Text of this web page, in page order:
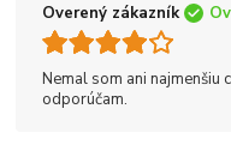
Overený zákazník
Nemal som ani
odporúčam.